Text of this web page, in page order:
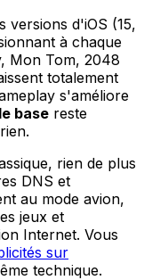
versions d'iOS (15,
à chaque
Mon Tom, 2048
totalement
s'améliore
base reste
rien de plus
DNS et
au mode avion,
jeux et
Internet. Vous
sur
technique.